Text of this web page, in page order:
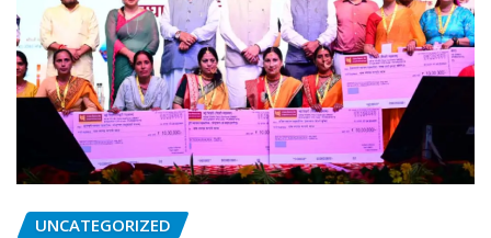
UNCATEGORIZED